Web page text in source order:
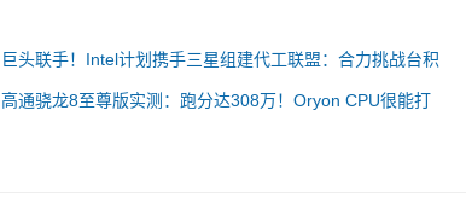
巨头联手！Intel计划携手三星组建代工联盟：合力挑战台积
高通骁龙8至尊版实测：跑分达308万！Oryon CPU很能打